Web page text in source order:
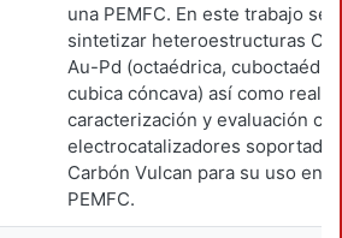
una PEMFC. En este trabajo se
sintetizar heteroestructuras
Au-Pd (octaédrica,
cubica cóncava) así como
caracterización y evaluación
electrocatalizadores
Carbón Vulcan para su uso en
PEMFC.